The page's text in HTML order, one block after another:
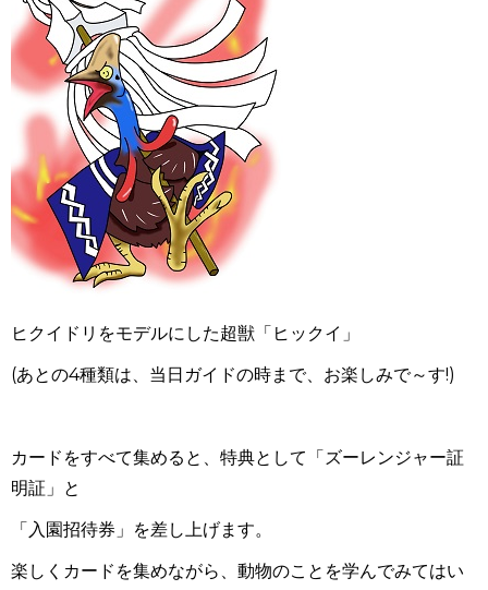
ヒクイドリをモデルにした超獣「ヒックイ」
(あとの4種類は、当日ガイドの時まで、お楽しみで～す!)
カードをすべて集めると、特典として「ズーレンジャー証
明証」と
「入園招待券」を差し上げます。
楽しくカードを集めながら、動物のことを学んでみてはい